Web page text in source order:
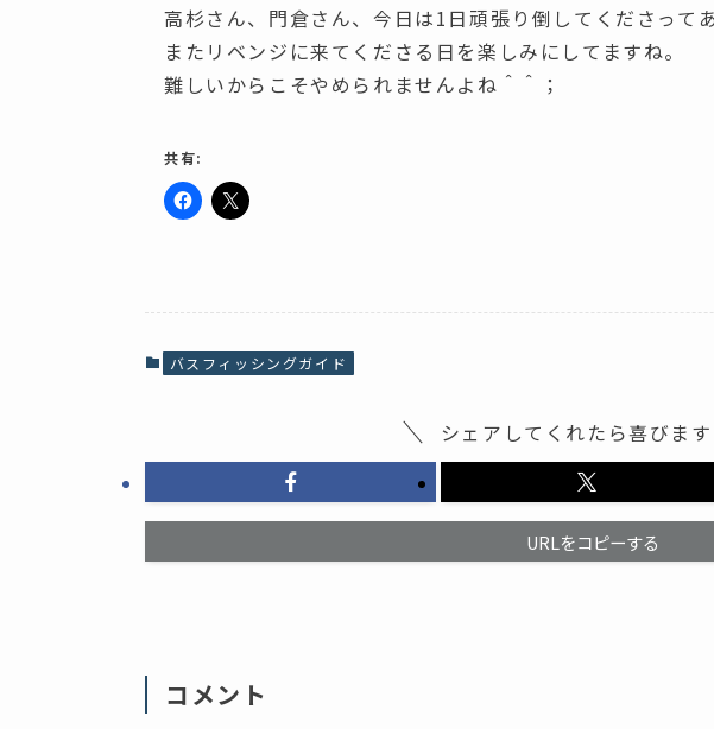
高杉さん、門倉さん、今日は1日頑張り倒してくださって
またリベンジに来てくださる日を楽しみにしてますね。
難しいからこそやめられませんよね＾＾；
共有:
F
o
共
有
リ
て
だ
ン
ド
ク
X
有
(
ン
開
ま
バスフィッシングガイド
シェアしてくれたら喜びます
URLをコピーする
コメント